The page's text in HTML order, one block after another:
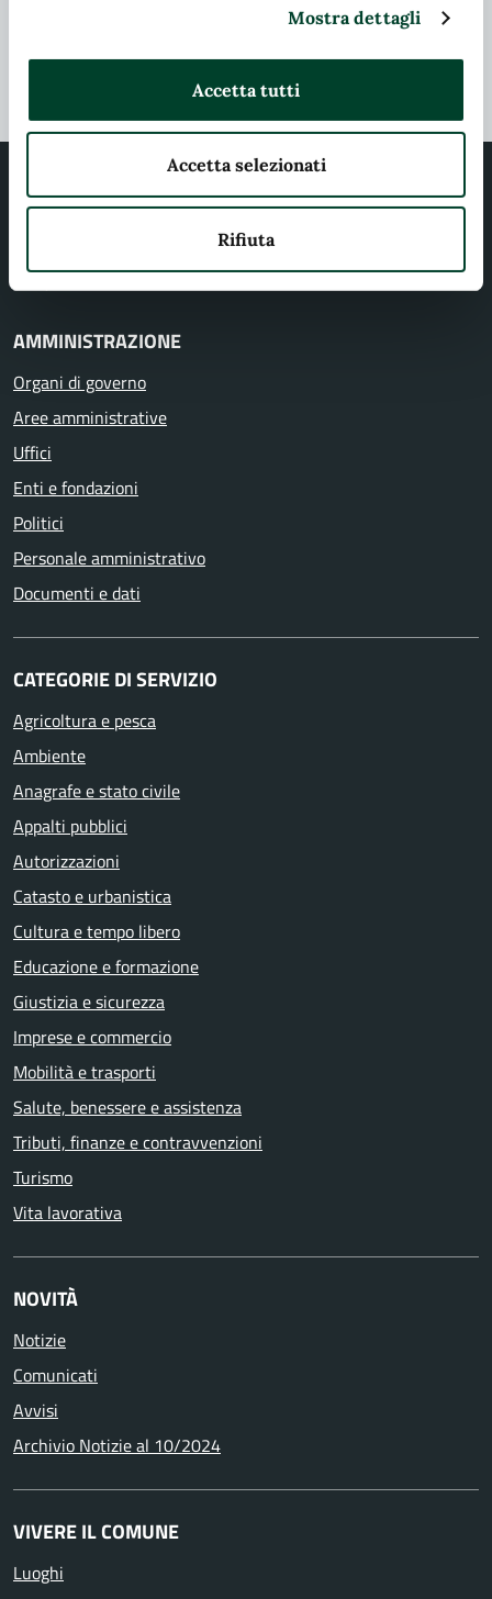
Mostra dettagli
Accetta tutti
Accetta selezionati
Rifiuta
Segnala disservizio
Comune di Terni
AMMINISTRAZIONE
Organi di governo
Aree amministrative
Uffici
Enti e fondazioni
Politici
Personale amministrativo
Documenti e dati
CATEGORIE DI SERVIZIO
Agricoltura e pesca
Ambiente
Anagrafe e stato civile
Appalti pubblici
Autorizzazioni
Catasto e urbanistica
Cultura e tempo libero
Educazione e formazione
Giustizia e sicurezza
Imprese e commercio
Mobilità e trasporti
Salute, benessere e assistenza
Tributi, finanze e contravvenzioni
Turismo
Vita lavorativa
NOVITÀ
Notizie
Comunicati
Avvisi
Archivio Notizie al 10/2024
VIVERE IL COMUNE
Luoghi